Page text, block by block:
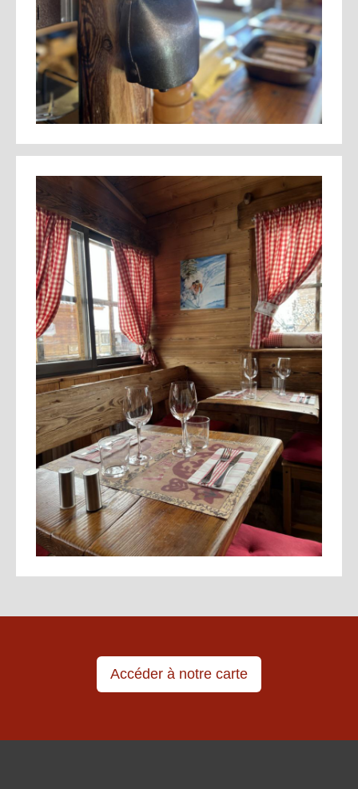
Accéder à notre carte